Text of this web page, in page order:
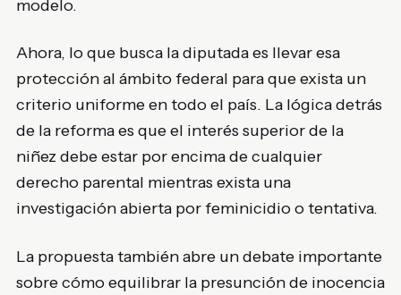
modelo.
Ahora, lo que busca la diputada es llevar esa
protección al ámbito federal para que exista un
criterio uniforme en todo el país. La lógica detrás
de la reforma es que el interés superior de la
niñez debe estar por encima de cualquier
derecho parental mientras exista una
investigación abierta por feminicidio o tentativa.
La propuesta también abre un debate importante
sobre cómo equilibrar la presunción de inocencia